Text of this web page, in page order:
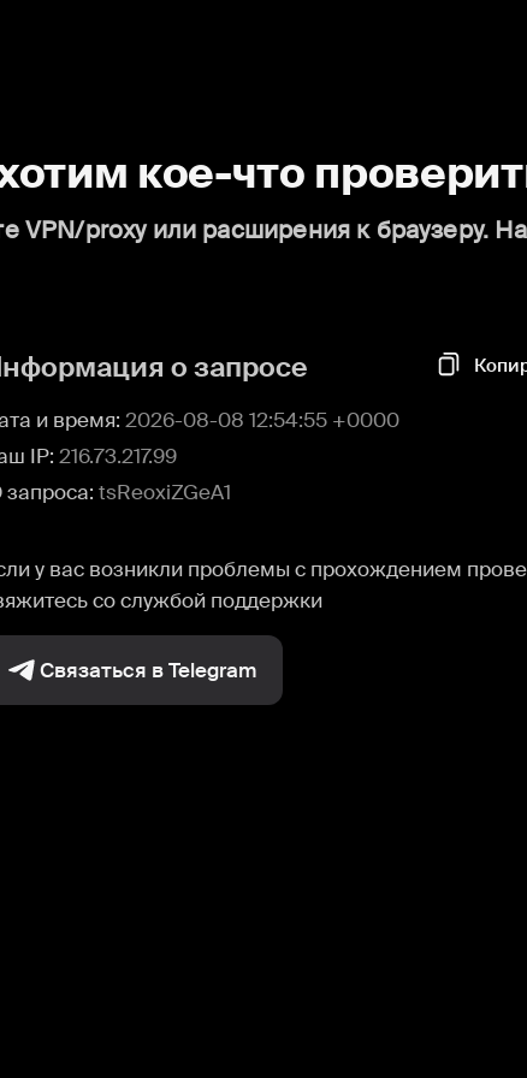
кое-что
VPN/proxy или расширения к браузеру.
о запросе
и время: 2026-08-08 12:54:55 +0000
IP: 216.73.217.99
запроса: tsReoxiZGeA1
у вас возникли проблемы с прохождением
со службой поддержки
Связаться в Telegram